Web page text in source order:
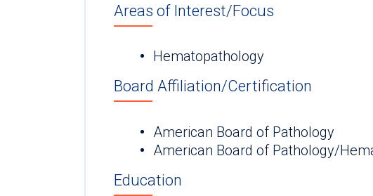
Areas of Interest/Focus
Hematopathology
Board Affiliation/Certification
American Board of Pathology
American Board of Pathology/
Education